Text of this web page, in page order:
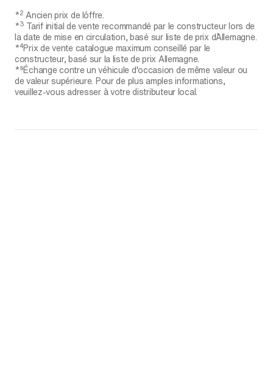
*2 Ancien prix de l´offre.
*3 Tarif initial de vente recommandé par le constructeur lors de
la date de mise en circulation, basé sur liste de prix d´Allemagne.
*4Prix de vente catalogue maximum conseillé par le
constructeur, basé sur la liste de prix Allemagne.
*⁵Échange contre un véhicule d'occasion de même valeur ou
de valeur supérieure. Pour de plus amples informations,
veuillez-vous adresser à votre distributeur local.